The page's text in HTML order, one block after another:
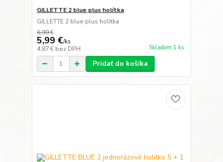
GILLETTE 2 blue plus holítka
GILLETTE 2 blue plus holítka
6,99 €
5,99 €/ks
4,87 € bez DPH Skladom 1 ks
Pridať do košíka